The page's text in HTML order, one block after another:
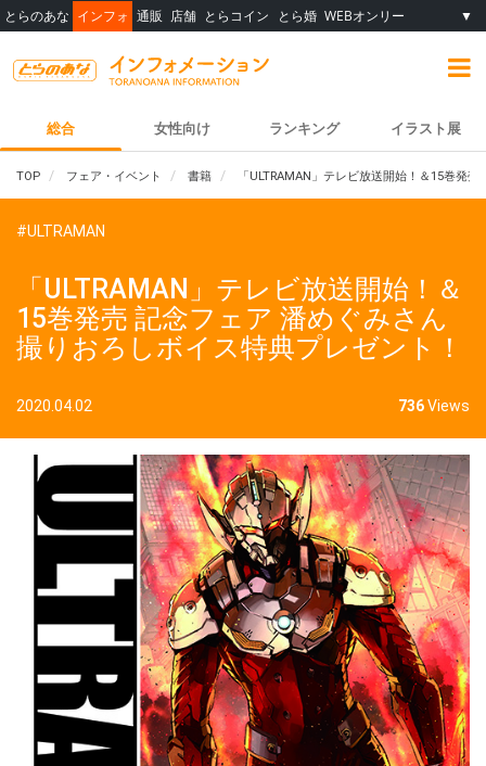
とらのあな インフォ 通販 店舗 とらコイン とら婚 WEBオンリー ▼
総合 女性向け ランキング イラスト展
TOP フェア・イベント 書籍 「ULTRAMAN」テレビ放送開始！＆15巻発
#ULTRAMAN
「ULTRAMAN」テレビ放送開始！＆
15巻発売 記念フェア 潘めぐみさん
撮りおろしボイス特典プレゼント！
2020.04.02 736Views